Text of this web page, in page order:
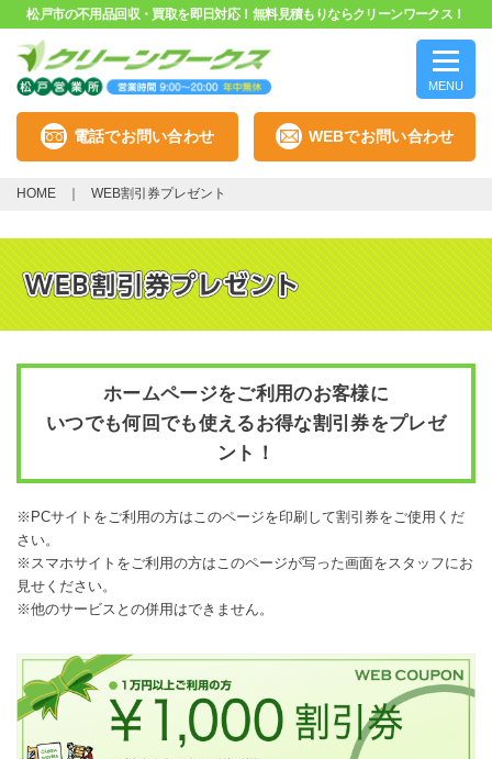
松戸市の不用品回収・買取を即日対応！無料見積もりならクリーンワークス！
MENU
電話でお問い合わせ WEBでお問い合わせ
HOME WEB割引券プレゼント
ホームページをご利用のお客様に
いつでも何回でも使えるお得な割引券をプレゼ
ント！
※PCサイトをご利用の方はこのページを印刷して割引券をご使用くだ
さい。
※スマホサイトをご利用の方はこのページが写った画面をスタッフにお
見せください。
※他のサービスとの併用はできません。